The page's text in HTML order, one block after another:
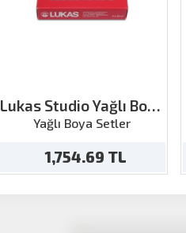
Lukas Studio Yağlı Boya
Set 6 Renkx 20ml
Yağlı Boya Setler
1,754.69 TL